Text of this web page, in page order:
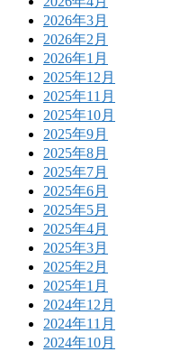
2026年3月
2026年2月
2026年1月
2025年12月
2025年11月
2025年10月
2025年9月
2025年8月
2025年7月
2025年6月
2025年5月
2025年4月
2025年3月
2025年2月
2025年1月
2024年12月
2024年11月
2024年10月